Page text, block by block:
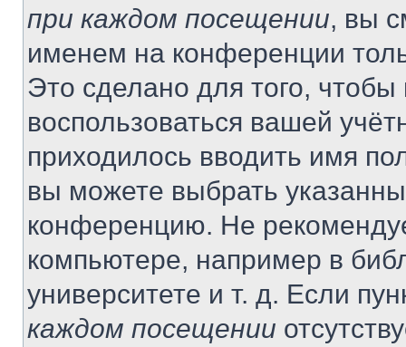
при каждом посещении, вы
именем на конференции
Это сделано для того, чтобы
воспользоваться вашей
приходилось вводить имя
вы можете выбрать
конференцию. Не
компьютере, например в
университете и т. д. Если
каждом посещении